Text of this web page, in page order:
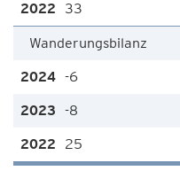
33
Wanderungsbilanz
-6
-8
25